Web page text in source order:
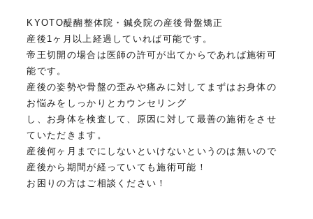
KYOTO醍醐整体院・鍼灸院の産後骨盤矯正
産後1ヶ月以上経過していれば可能です。
帝王切開の場合は医師の許可が出てからであれば施術可
能です。
産後の姿勢や骨盤の歪みや痛みに対してまずはお身体の
お悩みをしっかりとカウンセリング
し、お身体を検査して、原因に対して最善の施術をさせ
ていただきます。
産後何ヶ月までにしないといけないというのは無いので
産後から期間が経っていても施術可能！
お困りの方はご相談ください！